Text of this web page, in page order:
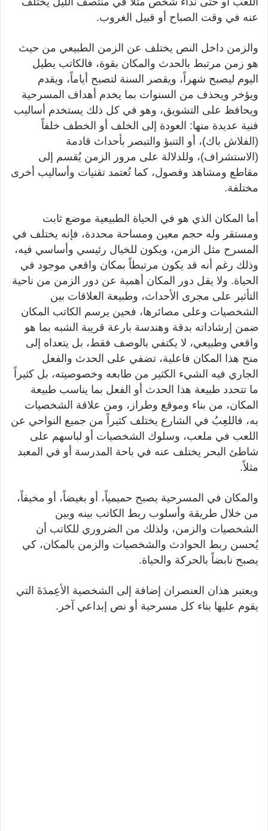
عنه في وقت الصباح أو قبيل الغروب.
والزمن داخل النص يختلف عن الزمن الطبيعي من حيث
هو زمن مرتبط بالحدث والمكان بقوة، فالكاتب يطيل
اليوم ليصبح شهراً، ويقصر السنة لتصبح أياماً، ويقدم
ويؤخر ويحذف من السنوات بما يخدم أهداف المسرحية
ويحافظ على التشويق، وهو في كل ذلك يستخدم أساليب
فنية عديدة منها: العودة إلى الخلف أو الخطف خلفاً
(الفلاش باك)، أو التنبؤ والتبصر بأحداث قادمة
(الاستشراف)، وللدلالة على مرور الزمن يُقسم إلى
مقاطع ومشاهد وفصول، كما تُعتمد تقنيات وأساليب أخرى
مختلفة.
أما المكان الذي هو في الحياة الطبيعية موضع ثابت
ومستقر وله حجم معين ومساحة محددة، فإنه يختلف في
المسرح مثل الزمن، ويكون للخيال رئيسي وأساسي فيه،
وذلك رغم أنه قد يكون مرتبطاً بمكان واقعي موجود في
الحياة. ولا يقل دور المكان أهمية عن دور الزمن من ناحية
التأثير على مجرى الأحداث، وطبيعة العلاقات بين
الشخصيات وعلى مصائرها، فحين يرسم الكاتب المكان
ضمن إرشاداته بدقة وهندسة بارعة قريبة الشبه بما هو
واقعي وطبيعي، لا يكتفي بالوصف فقط، بل يتعداه إلى
منح هذا المكان فاعلية، تضفي على الحدث والفعل
الجاري فيه الشيء الكثير من طابعه وخصوصيته، بل كثيراً
ما تتحدد طبيعة هذا الحدث أو الفعل بما يناسب طبيعة
المكان، من بناء وموقع وطراز، ومن علاقة الشخصيات
به، فاللعِبُ في الشارع يختلف كثيراً من جميع النواحي عن
اللعب في ملعب، وسلوك الشخصيات أو لباسهم على
شاطئ البحر يختلف عنه في باحة المدرسة أو في المعبد
مثلاً.
والمكان في المسرحية يصبح حميمياً، أو بغيضاً، أو مخيفاً،
من خلال طريقة وأسلوب ربط الكاتب بينه وبين
الشخصيات والزمن، ولذلك من الضروري للكاتب أن
يُحسن ربط الحوادث والشخصيات والزمن بالمكان، كي
يصبح نابضاً بالحركة والحياة.
ويعتبر هذان العنصران إضافة إلى الشخصية الأعِمدَةَ التي
يقوم عليها بناء كل مسرحية أو نص إبداعي آخر.